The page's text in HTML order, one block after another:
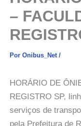
–
Por Onibus_Net /
HORÁRIO DE
REGISTRO SP,
serviços de
pela Prefeitura de